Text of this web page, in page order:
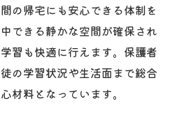
向け塾の柔軟な学習計画活
で無理なく目標達成するコ
部活生に人気の理由
の帰宅にも安心できる体制を
できる静かな空間が確保され
習も快適に行えます。保護者
の学習状況や生活面まで総合
材料となっています。